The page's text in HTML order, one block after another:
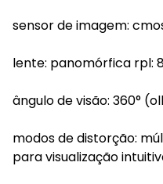
sensor de imagem:
lente: panomórfica rpl:
ângulo de visão: 360°
modos de distorção:
para visualização